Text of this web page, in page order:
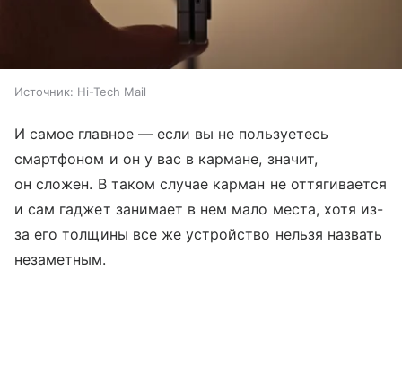
Источник: Hi-Tech Mail
И самое главное — если вы не пользуетесь
смартфоном и он у вас в кармане, значит,
он сложен. В таком случае карман не оттягивается
и сам гаджет занимает в нем мало места, хотя из-
за его толщины все же устройство нельзя назвать
незаметным.